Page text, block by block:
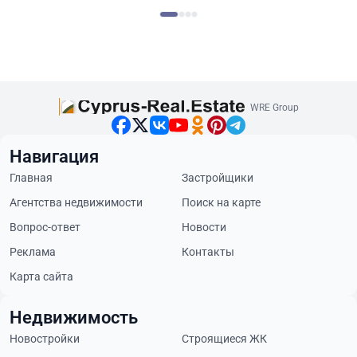
WRE Group
Навигация
Главная
Застройщики
Агентства недвижимости
Поиск на карте
Вопрос-ответ
Новости
Реклама
Контакты
Карта сайта
Недвижимость
Новостройки Строящиеся ЖК